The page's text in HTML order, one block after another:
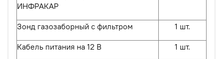
ИНФРАКАР
Зонд газозаборный с фильтром 1 шт.
Кабель питания на 12 В 1 шт.